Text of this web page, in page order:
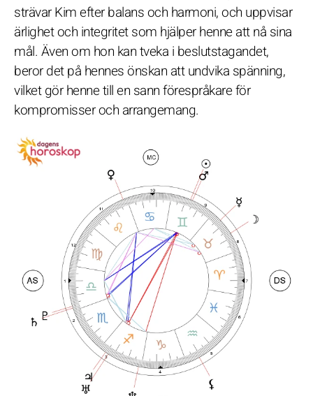
strävar Kim efter balans och harmoni, och uppvisar
ärlighet och integritet som hjälper henne att nå sina
mål. Även om hon kan tveka i beslutstagandet,
beror det på hennes önskan att undvika spänning,
vilket gör henne till en sann förespråkare för
kompromisser och arrangemang.